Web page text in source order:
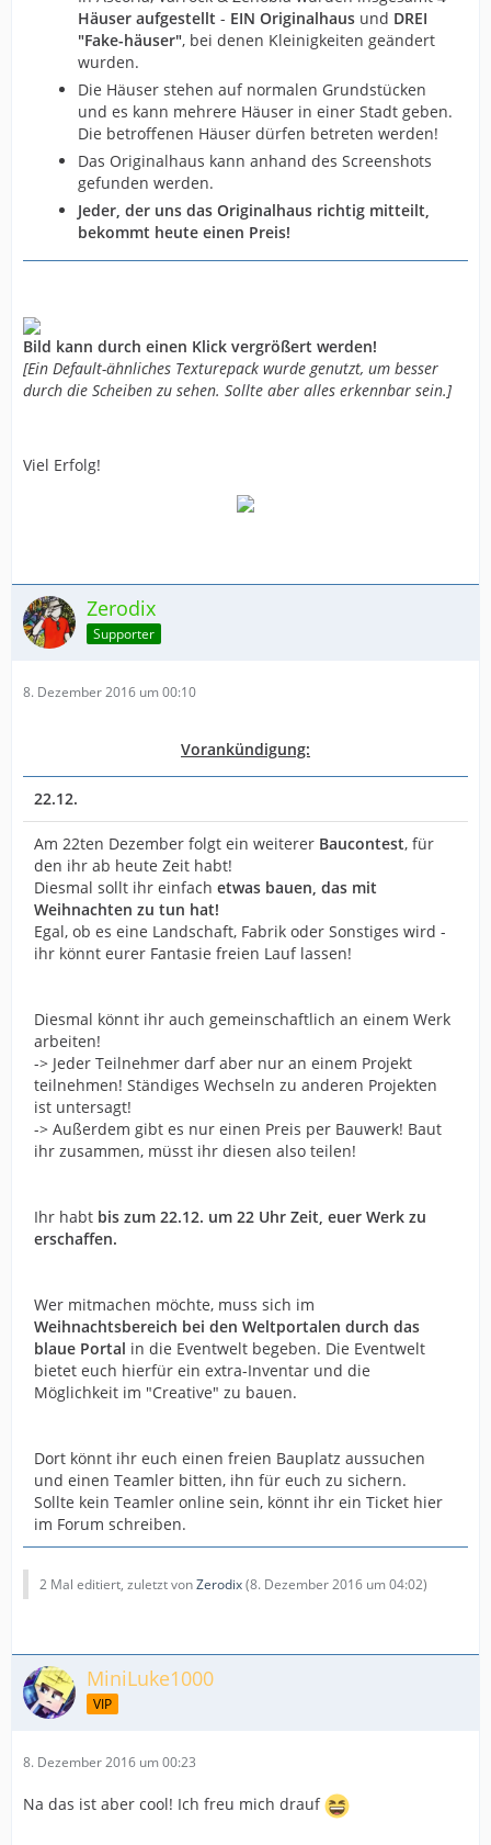
Häuser aufgestellt - EIN Originalhaus und DREI
"Fake-häuser", bei denen Kleinigkeiten geändert
wurden.
Die Häuser stehen auf normalen Grundstücken
und es kann mehrere Häuser in einer Stadt geben.
Die betroffenen Häuser dürfen betreten werden!
Das Originalhaus kann anhand des Screenshots
gefunden werden.
Jeder, der uns das Originalhaus richtig mitteilt,
bekommt heute einen Preis!
Bild kann durch einen Klick vergrößert werden!
[Ein Default-ähnliches Texturepack wurde genutzt, um besser
durch die Scheiben zu sehen. Sollte aber alles erkennbar sein.]
Viel Erfolg!
Zerodix
Supporter
8. Dezember 2016 um 00:10
Vorankündigung:
22.12.
Am 22ten Dezember folgt ein weiterer Baucontest, für
den ihr ab heute Zeit habt!
Diesmal sollt ihr einfach etwas bauen, das mit
Weihnachten zu tun hat!
Egal, ob es eine Landschaft, Fabrik oder Sonstiges wird -
ihr könnt eurer Fantasie freien Lauf lassen!
Diesmal könnt ihr auch gemeinschaftlich an einem Werk
arbeiten!
-> Jeder Teilnehmer darf aber nur an einem Projekt
teilnehmen! Ständiges Wechseln zu anderen Projekten
ist untersagt!
-> Außerdem gibt es nur einen Preis per Bauwerk! Baut
ihr zusammen, müsst ihr diesen also teilen!
Ihr habt bis zum 22.12. um 22 Uhr Zeit, euer Werk zu
erschaffen.
Wer mitmachen möchte, muss sich im
Weihnachtsbereich bei den Weltportalen durch das
blaue Portal in die Eventwelt begeben. Die Eventwelt
bietet euch hierfür ein extra-Inventar und die
Möglichkeit im "Creative" zu bauen.
Dort könnt ihr euch einen freien Bauplatz aussuchen
und einen Teamler bitten, ihn für euch zu sichern.
Sollte kein Teamler online sein, könnt ihr ein Ticket hier
im Forum schreiben.
2 Mal editiert, zuletzt vonZerodix(8. Dezember 2016 um 04:02)
MiniLuke1000
VIP
8. Dezember 2016 um 00:23
Na das ist aber cool! Ich freu mich drauf